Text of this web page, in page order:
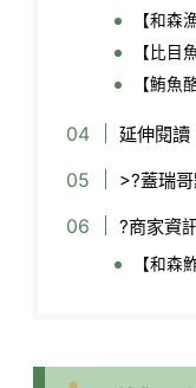
【和森
【比目
【鮪魚
延伸閱讀
>?蓋瑞
?商家資
【和森